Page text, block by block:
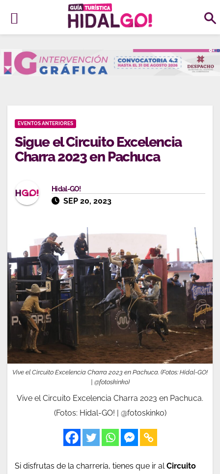
contenido
EVENTOS ANTERIORES
Sigue el Circuito Excelencia
Charra 2023 en Pachuca
Hidal-GO!
SEP 20, 2023
Vive el Circuito Excelencia Charra 2023 en Pachuca. (Fotos: Hidal-GO!
| @fotoskinko)
Vive el Circuito Excelencia Charra 2023 en Pachuca.
(Fotos: Hidal-GO! | @fotoskinko)
Si disfrutas de la charrería, tienes que ir alCircuito